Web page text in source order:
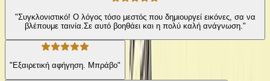
"Συγκλονιστικό! Ο λόγος τόσο μεστός που δημιουργεί εικόνες, σα να
βλέπουμε ταινία.Σε αυτό βοηθάει και η πολύ καλή ανάγνωση."
"Εξαιρετική αφήγηση. Μπράβο"